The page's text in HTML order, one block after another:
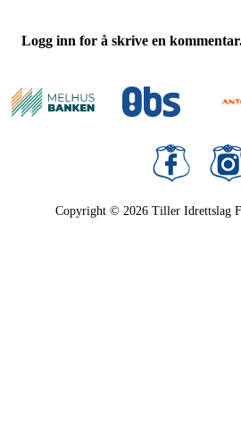
Logg inn for å skrive en
Copyright © 2026 Tiller Idrettslag